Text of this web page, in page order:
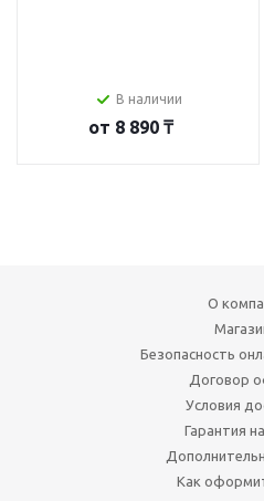
В наличии
от 8 890 ₸
О
Безопасность
Договор
Условия
Гарантия
Как